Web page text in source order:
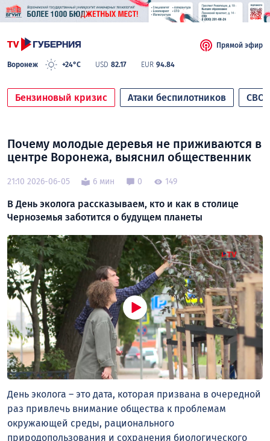
Воронеж +24°C USD 82.17 EUR 94.84
Прямой эфир
Бензиновый кризис Атаки беспилотников СВО
Почему молодые деревья не приживаются в
центре Воронежа, выяснил общественник
21:10 2026-06-05 6 мин 0 149
В День эколога рассказываем, кто и как в столице
Черноземья заботится о будущем планеты
День эколога – это дата, которая призвана в очередной
раз привлечь внимание общества к проблемам
окружающей среды, рационального
природопользования и сохранения биологического